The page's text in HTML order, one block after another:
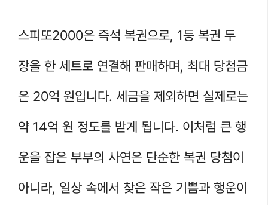
스피또2000은 즉석 복권으로, 1등 복권 두
장을 한 세트로 연결해 판매하며, 최대 당첨금
은 20억 원입니다. 세금을 제외하면 실제로는
약 14억 원 정도를 받게 됩니다. 이처럼 큰 행
운을 잡은 부부의 사연은 단순한 복권 당첨이
아니라, 일상 속에서 찾은 작은 기쁨과 행운이